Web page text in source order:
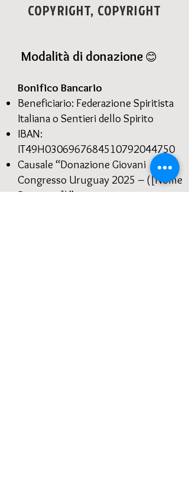
COPYRIGHT, COPYRIGHT
Modalità di donazione 😊
Bonifico Bancario
Beneficiario: Federazione Spiritista
Italiana o Sentieri dello Spirito
IBAN:
IT49H0306967684510792044750
Causale “Donazione Giovani
Congresso Uruguay 2025 – ([Nome
Donatore])”